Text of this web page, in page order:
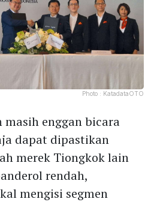
Photo : KatadataOTO
enggan bicara
dapat dipastikan
merek Tiongkok lain
rendah,
mengisi segmen